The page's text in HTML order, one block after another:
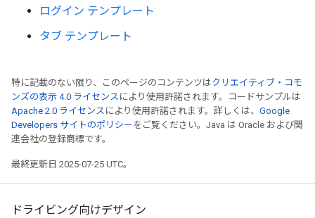
ログイン テンプレート
タブ テンプレート
特に記載のない限り、このページのコンテンツはクリエイティブ・コモ
ンズの表示 4.0 ライセンス により使用許諾されます。コードサンプルは
Apache 2.0 ライセンス により使用許諾されます。詳しくは、 Google
Developers サイトのポリシー をご覧ください。Java は Oracle および関
連会社の登録商標です。
最終更新日 2025-07-25 UTC。
ドライビング向けデザイン